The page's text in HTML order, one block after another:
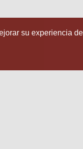
su experiencia